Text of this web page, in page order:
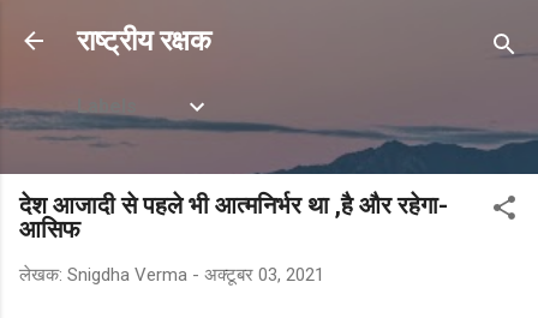
सीधे मुख्य सामग्री पर जाएं
राष्ट्रीय रक्षक
Labels
देश आजादी से पहले भी आत्मनिर्भर था ,है और रहेगा-
आसिफ
लेखक: Snigdha Verma - अक्टूबर 03, 2021